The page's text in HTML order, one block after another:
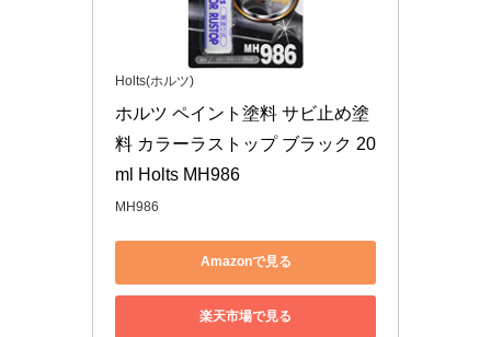
Holts(ホルツ)
ホルツ ペイント塗料 サビ止め塗
料 カラーラストップ ブラック 20
ml Holts MH986
MH986
Amazonで見る
楽天市場で見る